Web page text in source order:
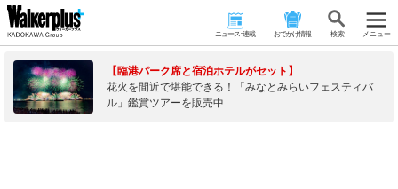
ニュース･連載 おでかけ情報 検 索 メニュー
【臨港パーク席と宿泊ホテルがセット】
花火を間近で堪能できる！「みなとみらいフェスティバ
ル」鑑賞ツアーを販売中